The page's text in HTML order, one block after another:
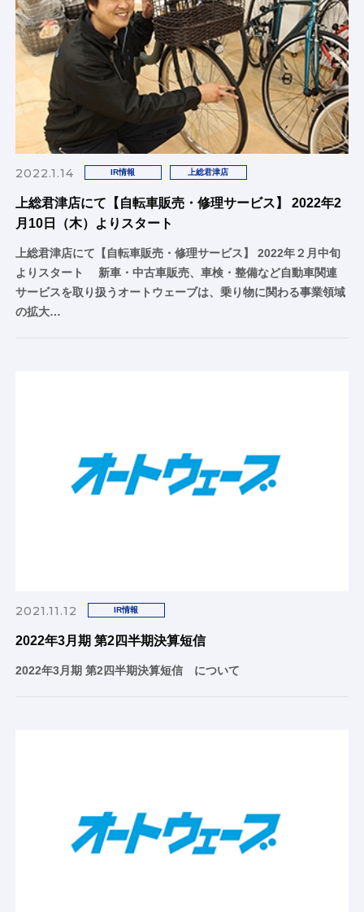
2022.1.14 IR情報 上総君津店
上総君津店にて【自転車販売・修理サービス】 2022年2
月10日（木）よりスタート
上総君津店にて【自転車販売・修理サービス】 2022年２月中旬
よりスタート 新車・中古車販売、車検・整備など自動車関連
サービスを取り扱うオートウェーブは、乗り物に関わる事業領域
の拡大…
2021.11.12 IR情報
2022年3月期 第2四半期決算短信
2022年3月期 第2四半期決算短信 について